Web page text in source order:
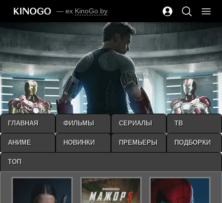
— ex KinoGo.by
ГЛАВНАЯ ФИЛЬМЫ СЕРИАЛЫ ТВ
АНИМЕ НОВИНКИ ПРЕМЬЕРЫ ПОДБОРКИ
ТОП